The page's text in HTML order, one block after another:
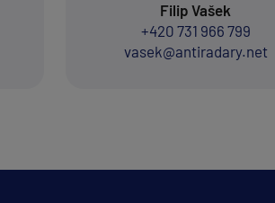
Filip Vašek
+420 731 966 799
vasek@antiradary.net